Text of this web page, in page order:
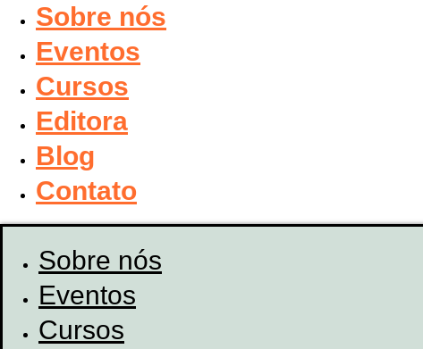
Sobre nós
Eventos
Cursos
Editora
Blog
Contato
Sobre nós
Eventos
Cursos